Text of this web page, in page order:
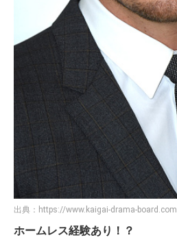
出典： https://www.kaigai-drama-board.com
ホームレス経験あり！？